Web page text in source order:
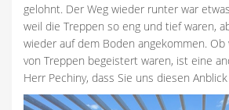
gelohnt. Der Weg wieder runter war
weil die Treppen so eng und tief waren,
wieder auf dem Boden angekommen. Ob
von Treppen begeistert waren, ist eine
Herr Pechiny, dass Sie uns diesen